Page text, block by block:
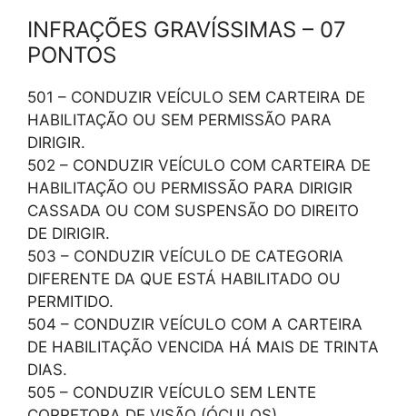
INFRAÇÕES GRAVÍSSIMAS – 07
PONTOS
501 – CONDUZIR VEÍCULO SEM CARTEIRA DE
HABILITAÇÃO OU SEM PERMISSÃO PARA
DIRIGIR.
502 – CONDUZIR VEÍCULO COM CARTEIRA DE
HABILITAÇÃO OU PERMISSÃO PARA DIRIGIR
CASSADA OU COM SUSPENSÃO DO DIREITO
DE DIRIGIR.
503 – CONDUZIR VEÍCULO DE CATEGORIA
DIFERENTE DA QUE ESTÁ HABILITADO OU
PERMITIDO.
504 – CONDUZIR VEÍCULO COM A CARTEIRA
DE HABILITAÇÃO VENCIDA HÁ MAIS DE TRINTA
DIAS.
505 – CONDUZIR VEÍCULO SEM LENTE